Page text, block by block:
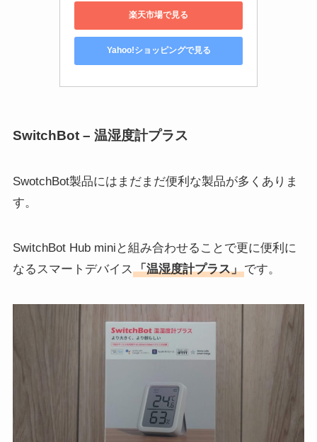
楽天市場で見る
Yahoo!ショッピングで見る
SwitchBot – 温湿度計プラス
SwotchBot製品にはまだまだ便利な製品が多くありま
す。
SwitchBot Hub miniと組み合わせることで更に便利に
なるスマートデバイス 「温湿度計プラス」です。